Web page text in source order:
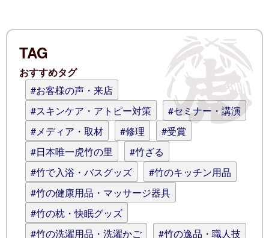
コメント (スタイル用のHTMLタグを使
えます)
TAG
おすすめタグ
#お客様の声・来店
#スキンケア・アトピー対策
#セミナー・講演
#メディア・取材
#修理
#受賞
#日本唯一虎竹の里
#竹ざる
#竹で入浴・バスグッズ
#竹のキッチン用品
#竹の健康用品・マッサージ器具
#竹の枕・快眠グッズ
#竹の洗濯用品・洗濯かご
#竹の逸品・職人技